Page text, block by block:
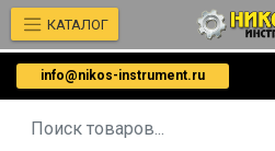
info@nikos-instrument.ru
КАТАЛОГ